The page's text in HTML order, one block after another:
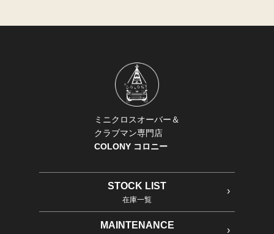
ミニクロスオーバー＆
クラブマン専門店
COLONY コロニー
STOCK LIST
在庫一覧
MAINTENANCE